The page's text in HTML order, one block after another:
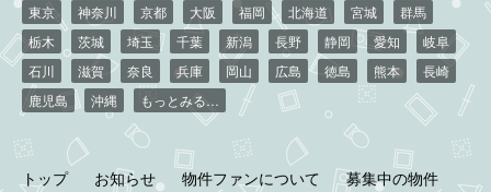
東京 神奈川 京都 大阪 福岡 北海道 宮城
群馬
栃木
茨城 埼玉 千葉 新潟 長野 静岡 愛知
岐阜
石川
滋賀 奈良 兵庫 岡山 広島 徳島 熊本
長崎
鹿児島
沖縄 もっとみる…
トップ お知らせ 物件ファンについて
募集中の物件